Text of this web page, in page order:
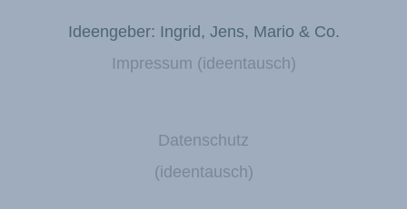
Ideengeber: Ingrid, Jens, Mario & Co.
Impressum (ideentausch)
Datenschutz
(ideentausch)